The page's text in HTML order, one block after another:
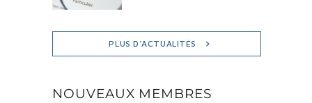
PLUS D'ACTUALITÉS
NOUVEAUX MEMBRES